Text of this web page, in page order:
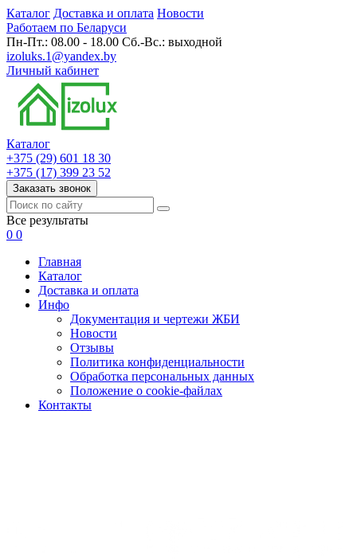
Каталог Доставка и оплата Новости
Работаем по Беларуси
Пн-Пт.: 08.00 - 18.00 Сб.-Вс.: выходной
izoluks.1@yandex.by
Личный кабинет
Каталог
+375 (29) 601 18 30
+375 (17) 399 23 52
Заказать звонок
Все результаты
0 0
Главная
Каталог
Доставка и оплата
Инфо
Документация и чертежи ЖБИ
Новости
Отзывы
Политика конфиденциальности
Обработка персональных данных
Положение о cookie-файлах
Контакты